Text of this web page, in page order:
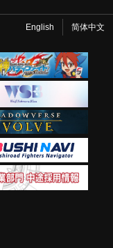
English 简体中文